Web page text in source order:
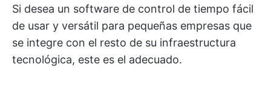
Si desea un software de control de tiempo fácil
de usar y versátil para pequeñas empresas que
se integre con el resto de su infraestructura
tecnológica, este es el adecuado.